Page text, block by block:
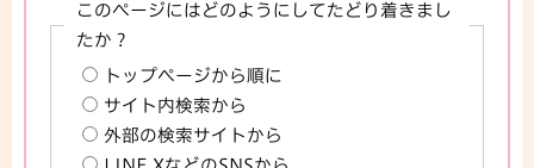
このページにはどのようにしてたどり着きまし
たか？
トップページから順に
サイト内検索から
外部の検索サイトから